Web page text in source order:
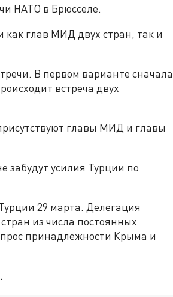
НАТО в Брюсселе.
как глав МИД двух стран, так и
В первом варианте сначала
встреча двух
главы МИД и главы
забудут усилия Турции по
29 марта. Делегация
из числа постоянных
принадлежности Крыма и